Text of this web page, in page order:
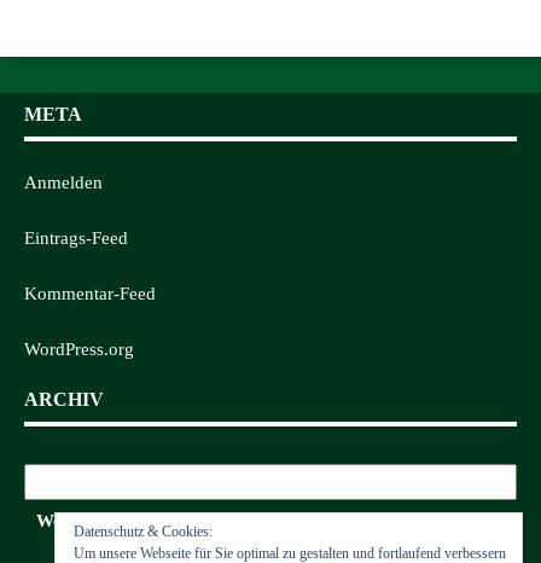
META
Anmelden
Eintrags-Feed
Kommentar-Feed
WordPress.org
ARCHIV
Wettkämpfe
Datenschutz & Cookies:
Um unsere Webseite für Sie optimal zu gestalten und fortlaufend verbessern